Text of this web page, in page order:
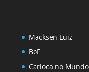
Macksen Luiz
BoF
Carioca no Mundo